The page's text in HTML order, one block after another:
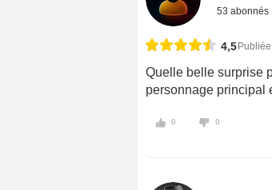
53 abonnés
4,5
Quelle belle surprise
personnage principal
0 0